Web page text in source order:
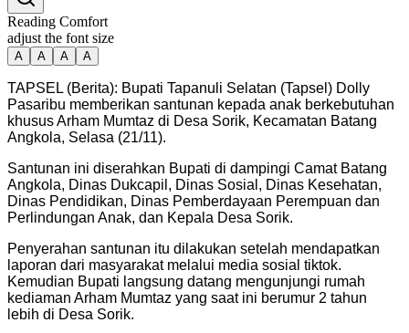
Reading Comfort
adjust the font size
A A A A
TAPSEL (Berita): Bupati Tapanuli Selatan (Tapsel) Dolly
Pasaribu memberikan santunan kepada anak berkebutuhan
khusus Arham Mumtaz di Desa Sorik, Kecamatan Batang
Angkola, Selasa (21/11).
Santunan ini diserahkan Bupati di dampingi Camat Batang
Angkola, Dinas Dukcapil, Dinas Sosial, Dinas Kesehatan,
Dinas Pendidikan, Dinas Pemberdayaan Perempuan dan
Perlindungan Anak, dan Kepala Desa Sorik.
Penyerahan santunan itu dilakukan setelah mendapatkan
laporan dari masyarakat melalui media sosial tiktok.
Kemudian Bupati langsung datang mengunjungi rumah
kediaman Arham Mumtaz yang saat ini berumur 2 tahun
lebih di Desa Sorik.